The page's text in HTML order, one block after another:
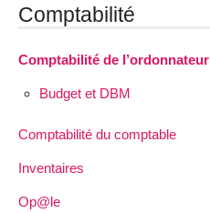
Comptabilité
Comptabilité de l’ordonnateur
Budget et DBM
Comptabilité du comptable
Inventaires
Op@le